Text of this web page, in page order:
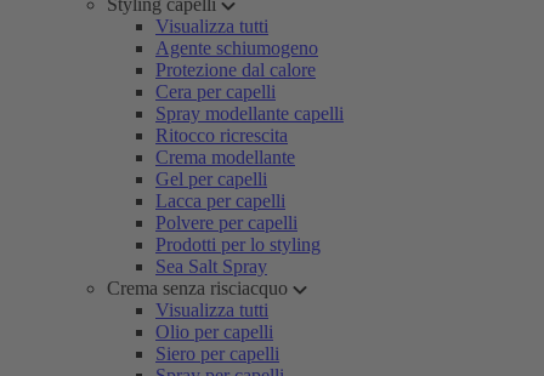
Styling capelli
Visualizza tutti
Agente schiumogeno
Protezione dal calore
Cera per capelli
Spray modellante capelli
Ritocco ricrescita
Crema modellante
Gel per capelli
Lacca per capelli
Polvere per capelli
Prodotti per lo styling
Sea Salt Spray
Crema senza risciacquo
Visualizza tutti
Olio per capelli
Siero per capelli